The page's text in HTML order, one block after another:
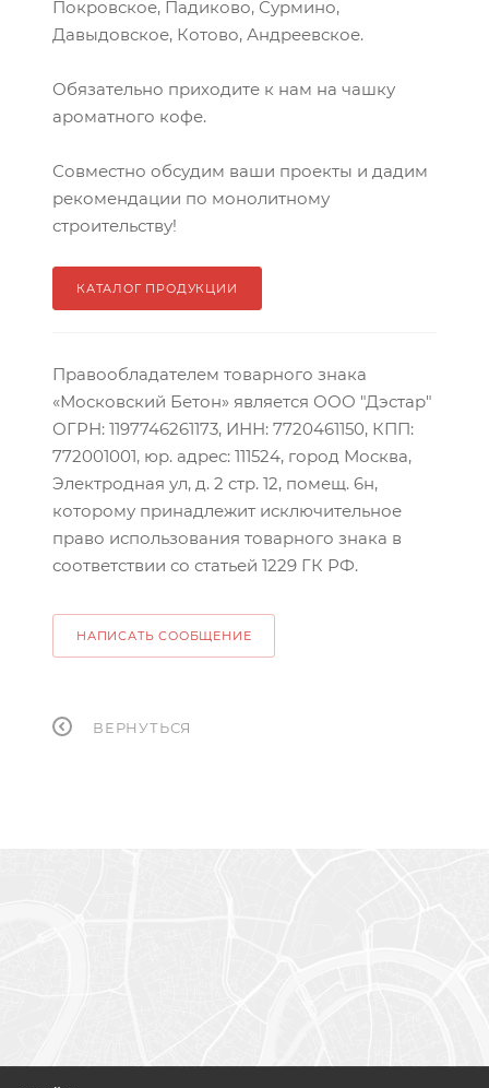
Покровское, Падиково, Сурмино,
Давыдовское, Котово, Андреевское.
Обязательно приходите к нам на чашку
ароматного кофе.
Совместно обсудим ваши проекты и дадим
рекомендации по монолитному
строительству!
КАТАЛОГ ПРОДУКЦИИ
Правообладателем товарного знака
«Московский Бетон» является ООО "Дэстар"
ОГРН: 1197746261173, ИНН: 7720461150, КПП:
772001001, юр. адрес: 111524, город Москва,
Электродная ул, д. 2 стр. 12, помещ. 6н,
которому принадлежит исключительное
право использования товарного знака в
соответствии со статьей 1229 ГК РФ.
НАПИСАТЬ СООБЩЕНИЕ
ВЕРНУТЬСЯ